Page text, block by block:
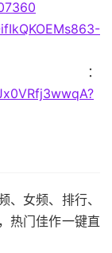
、女频、排行、
热门佳作一键直